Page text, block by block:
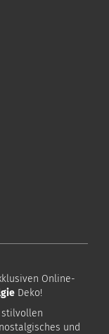
Online-
Deko!
stilvollen
und